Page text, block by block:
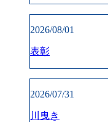
2026/08/01
表彰
2026/07/31
川曳き